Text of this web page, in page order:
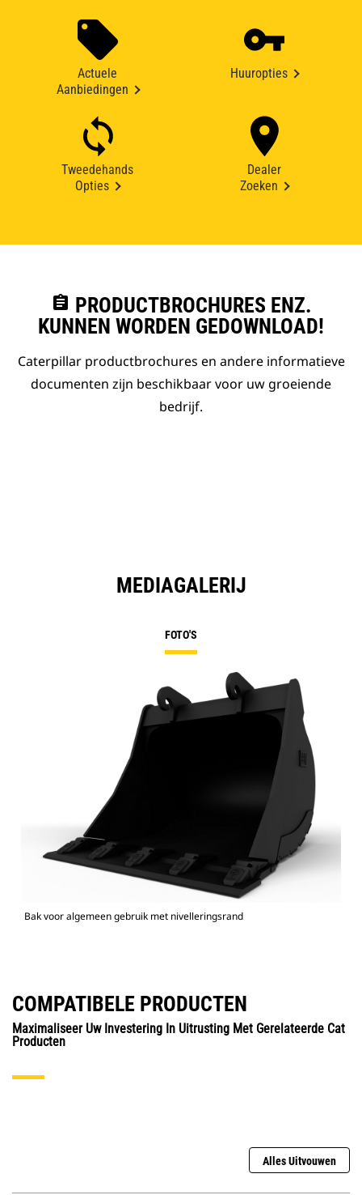
Actuele
Aanbiedingen
Huuropties
Tweedehands
Opties
Dealer
Zoeken
assignment PRODUCTBROCHURES ENZ.
KUNNEN WORDEN GEDOWNLOAD!
Caterpillar productbrochures en andere informatieve
documenten zijn beschikbaar voor uw groeiende
bedrijf.
MEDIAGALERIJ
FOTO'S
Bak voor algemeen gebruik met nivelleringsrand
COMPATIBELE PRODUCTEN
Maximaliseer Uw Investering In Uitrusting Met Gerelateerde Cat
Producten
Alles Uitvouwen